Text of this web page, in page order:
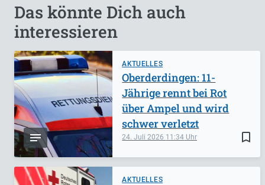
Das könnte Dich auch
interessieren
AKTUELLES
bookmark_border
24. Juli 2026 11:34
Oberderdingen: 11-
Jährige rennt bei Rot
über Ampel und wird
schwer verletzt
AKTUELLES